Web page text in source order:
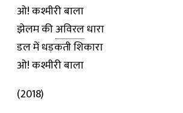
ओ! कश्मीरी बाला
झेलम कीअविरलधारा
डल में धड़कती शिकारा
ओ! कश्मीरी बाला
(2018)